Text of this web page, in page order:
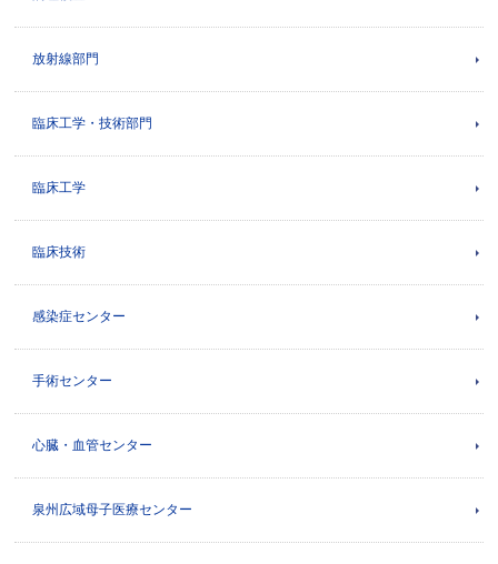
放射線部門
臨床工学・技術部門
臨床工学
臨床技術
感染症センター
手術センター
心臓・血管センター
泉州広域母子医療センター